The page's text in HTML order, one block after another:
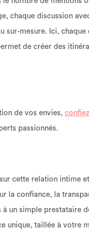
chaque discussion
sur-mesure. Ici,
de créer des
de vos envies,
passionnés.
cette relation intime
la confiance, la
un simple prestataire
unique, taillée à votre